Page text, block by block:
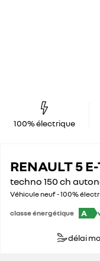
100% électrique
RENAULT 5
techno 150 ch
Véhicule neuf - 100%
classe énergétique A
délai